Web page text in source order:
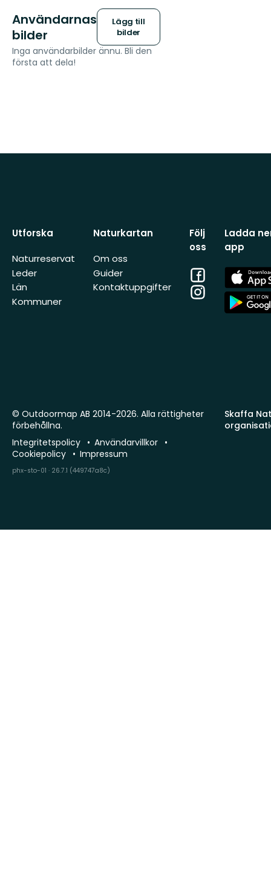
Användarnas
bilder
Lägg till
bilder
Inga användarbilder ännu. Bli den
första att dela!
Utforska
Naturreservat
Leder
Län
Kommuner
Naturkartan
Om oss
Guider
Kontaktuppgifter
Följ
oss
Facebook
Instagram
Ladda
app
App
Store
App
Store
Skaffa
© Outdoormap AB 2014-2026. Alla rättigheter
förbehållna.
Integritetspolicy
Användarvillkor
Cookiepolicy
Impressum
phx-sto-01 · 26.7.1 (449747a8c)